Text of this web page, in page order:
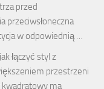
przed
przeciwsłoneczna
w odpowiednią …
łączyć styl z
przestrzeni
kwadratowy ma